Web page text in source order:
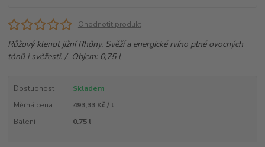
Ohodnotit produkt
Růžový klenot jižní Rhôny. Svěží a energické rvíno plné ovocných
tónů i svěžesti. / Objem: 0,75 l
Dostupnost
Skladem
Měrná cena
493,33 Kč / l
Balení
0.75 l